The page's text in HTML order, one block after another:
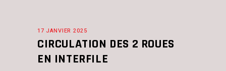
17 JANVIER 2025
CIRCULATION DES 2 ROUES
EN INTERFILE